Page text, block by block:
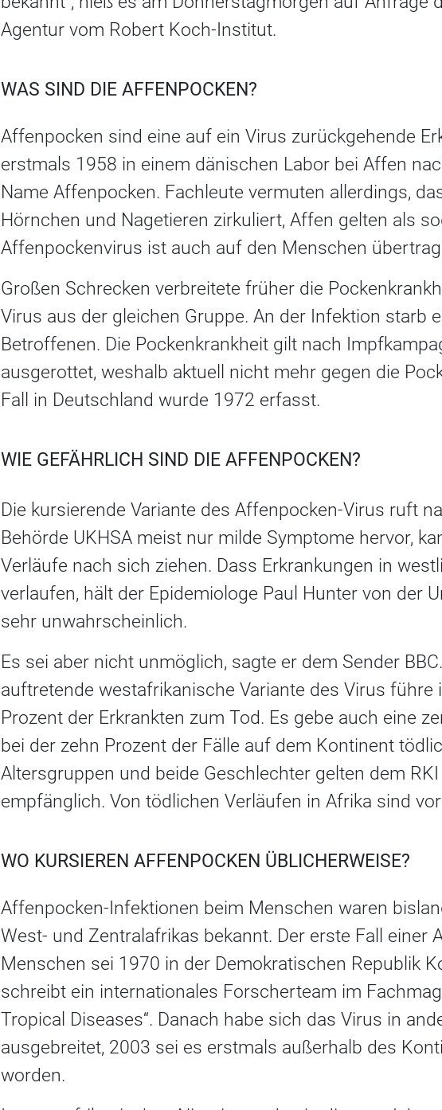
Agentur vom Robert Koch-Institut.
WAS SIND DIE AFFENPOCKEN?
Affenpocken sind eine auf ein Virus zurückgehende
erstmals 1958 in einem dänischen Labor bei Affen
Name Affenpocken. Fachleute vermuten allerdings,
Hörnchen und Nagetieren zirkuliert, Affen gelten als
Affenpockenvirus ist auch auf den Menschen
Großen Schrecken verbreitete früher die
Virus aus der gleichen Gruppe. An der Infektion starb
Betroffenen. Die Pockenkrankheit gilt nach
ausgerottet, weshalb aktuell nicht mehr gegen die
Fall in Deutschland wurde 1972 erfasst.
WIE GEFÄHRLICH SIND DIE AFFENPOCKEN?
Die kursierende Variante des Affenpocken-Virus ruft
Behörde UKHSA meist nur milde Symptome hervor,
Verläufe nach sich ziehen. Dass Erkrankungen in
verlaufen, hält der Epidemiologe Paul Hunter von der
sehr unwahrscheinlich.
Es sei aber nicht unmöglich, sagte er dem Sender
auftretende westafrikanische Variante des Virus führe
Prozent der Erkrankten zum Tod. Es gebe auch eine
bei der zehn Prozent der Fälle auf dem Kontinent
Altersgruppen und beide Geschlechter gelten dem
empfänglich. Von tödlichen Verläufen in Afrika sind
WO KURSIEREN AFFENPOCKEN ÜBLICHERWEISE?
Affenpocken-Infektionen beim Menschen waren
West- und Zentralafrikas bekannt. Der erste Fall einer
Menschen sei 1970 in der Demokratischen Republik
schreibt ein internationales Forscherteam im
Tropical Diseases“. Danach habe sich das Virus in
ausgebreitet, 2003 sei es erstmals außerhalb des
worden.